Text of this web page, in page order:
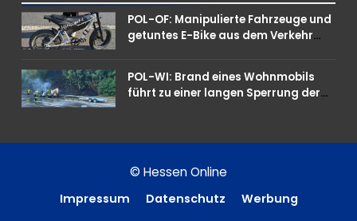
POL-OF: Manipulierte Fahrzeuge und
getuntes E-Bike aus dem Verkehr
gleich mehrere Verstöße auf
POL-WI: Brand eines Wohnmobils
führt zu einer langen Sperrung der
© Hessen Online
Impressum Datenschutz Werbung